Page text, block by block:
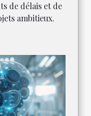
de délais et de
ambitieux.